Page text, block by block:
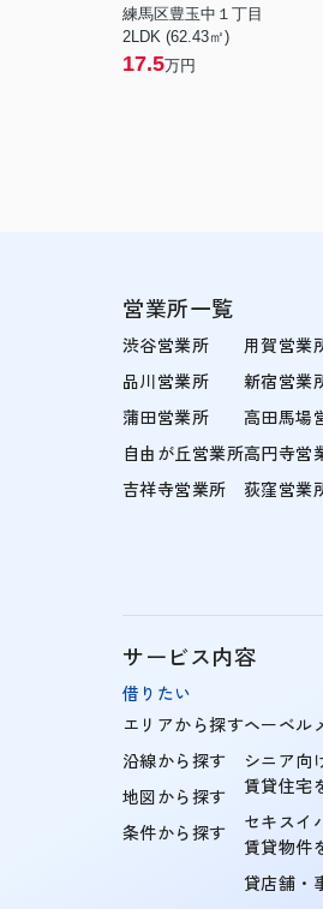
練馬区豊玉中１丁目
2LDK (62.43㎡)
17.5万円
営業所一覧
渋谷営業所
品川営業所
蒲田営業所
自由が丘営業所
吉祥寺営業所
用賀営業
新宿営業
高田馬場
高円寺営
荻窪営業
サービス内容
借りたい
エリアから探す
沿線から探す
地図から探す
条件から探す
ヘーベル
シニア向
賃貸住宅
セキスイ
賃貸物件
貸店舗・